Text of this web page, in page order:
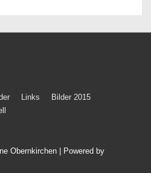
Links
Bilder 2015
Obernkirchen | Powered by